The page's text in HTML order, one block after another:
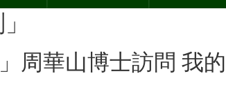
周華山博士訪問 我